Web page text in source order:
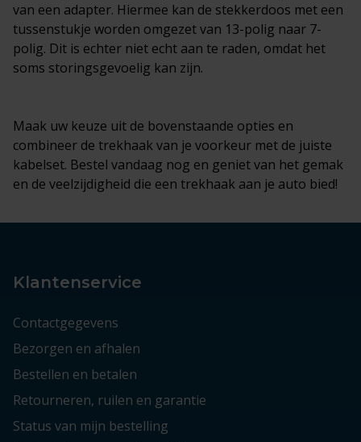
van een adapter. Hiermee kan de stekkerdoos met een
tussenstukje worden omgezet van 13-polig naar 7-
polig. Dit is echter niet echt aan te raden, omdat het
soms storingsgevoelig kan zijn.
Maak uw keuze uit de bovenstaande opties en
combineer de trekhaak van je voorkeur met de juiste
kabelset. Bestel vandaag nog en geniet van het gemak
en de veelzijdigheid die een trekhaak aan je auto bied!
Klantenservice
Contactgegevens
Bezorgen en afhalen
Bestellen en betalen
Retourneren, ruilen en garantie
Status van mijn bestelling